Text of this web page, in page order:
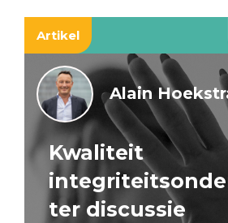
Artikel
Alain
Kwaliteit
ter discussie